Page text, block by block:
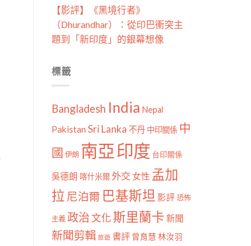
【影評】《黑境行者》
（Dhurandhar）：從印巴衝突主
題到「新印度」的銀幕想像
標籤
Bangladesh India Nepal
Pakistan Sri Lanka 不丹 中印關係 中
國 伊朗 南亞印度 台印關係
吳德朗 喀什米爾外交 女性 孟加
拉 尼泊爾 巴基斯坦 影評 恐怖
主義 政治文化斯里蘭卡 新聞
新聞剪輯 旅遊 書評 曾育慧 林汝羽